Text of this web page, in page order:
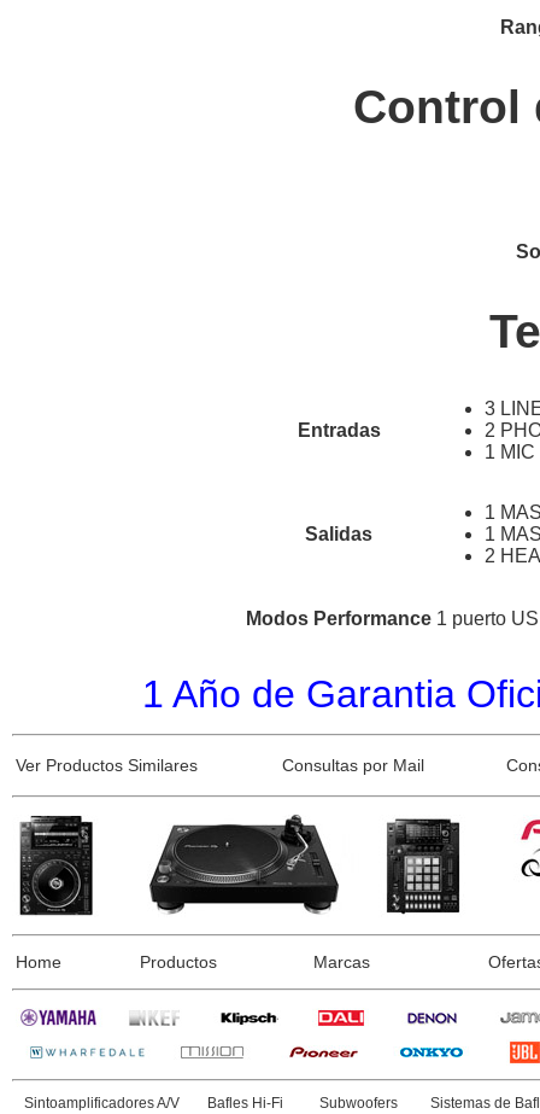
Control
Entradas
3
2
1
Salidas
1
1
2
Modos Performance 1 puerto
1 Año de Garantia
Ver Productos Similares Consultas por Mail
Home Productos Marcas
Sintoamplificadores A/V Bafles Hi-Fi Subwoofers
Sistemas de